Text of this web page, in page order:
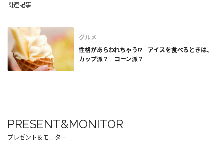
関連記事
グルメ
性格があらわれちゃう!? アイスを食べるときは、
カップ派？ コーン派？
PRESENT&MONITOR
プレゼント＆モニター